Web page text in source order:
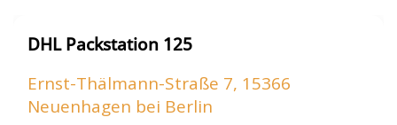
DHL Packstation 125
Ernst-Thälmann-Straße 7, 15366
Neuenhagen bei Berlin